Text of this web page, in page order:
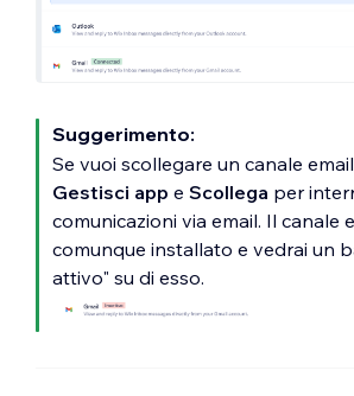
Suggerimento:
Se vuoi scollegare un canale
Gestisci app e Scollega per
comunicazioni via email. Il canale
comunque installato e vedrai un
attivo" su di esso.